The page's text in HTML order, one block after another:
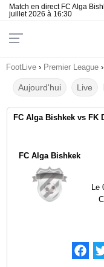
Match en direct FC Alga
juillet 2026 à 16:30
FootLive › Premier League ›
Aujourd'hui Live
FC Alga Bishkek vs FK
FC Alga Bishkek
Le